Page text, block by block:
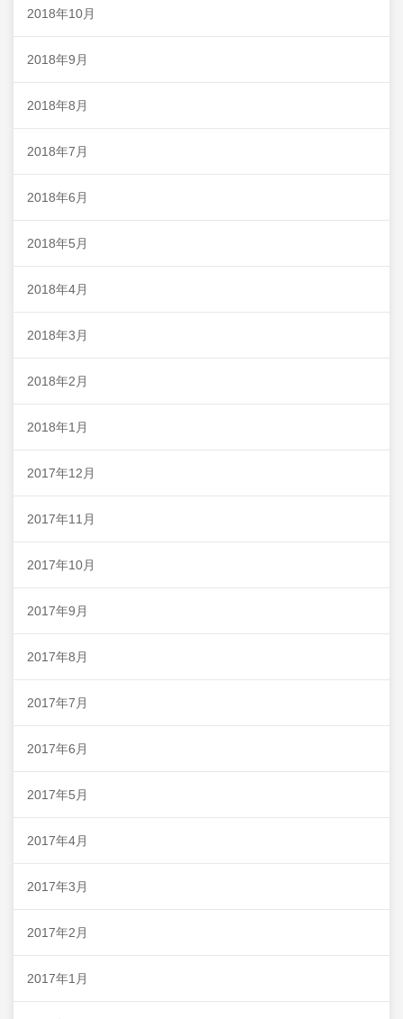
2018年10月
2018年9月
2018年8月
2018年7月
2018年6月
2018年5月
2018年4月
2018年3月
2018年2月
2018年1月
2017年12月
2017年11月
2017年10月
2017年9月
2017年8月
2017年7月
2017年6月
2017年5月
2017年4月
2017年3月
2017年2月
2017年1月